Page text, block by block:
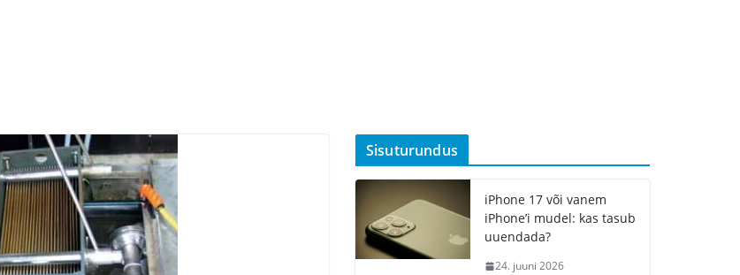
Sisuturundus
iPhone 17 või vanem
iPhone’i mudel: kas tasub
uuendada?
24. juuni 2026